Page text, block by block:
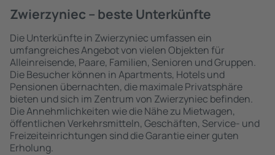
Zwierzyniec – beste Unterkünfte
Die Unterkünfte in Zwierzyniec umfassen ein
umfangreiches Angebot von vielen Objekten für
Alleinreisende, Paare, Familien, Senioren und Gruppen.
Die Besucher können in Apartments, Hotels und
Pensionen übernachten, die maximale Privatsphäre
bieten und sich im Zentrum von Zwierzyniec befinden.
Die Annehmlichkeiten wie die Nähe zu Mietwagen,
öffentlichen Verkehrsmitteln, Geschäften, Service- und
Freizeiteinrichtungen sind die Garantie einer guten
Erholung.